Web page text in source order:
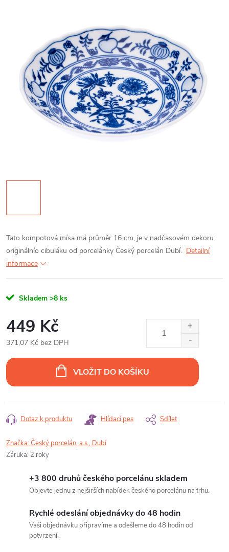
Tato kompotová mísa má průměr 16 cm, je v nadčasovém dekoru
originálnío cibuláku od porcelánky Český porcelán Dubí. Detailní
informace
Skladem >8 ks
449 Kč
371,07 Kč bez DPH
cena:
VLOŽIT DO KOŠÍKU
Dotaz k produktu Hlídací pes Sdílet
Značka:Český porcelán, a.s., Dubí
Záruka: 2 roky
+3 800 druhů českého porcelánu skladem
Objevte jednu z nejširších nabídek českého porcelánu na trhu.
Rychlé odeslání objednávky do 48 hodin
Vaši objednávku připravíme a odešleme do 48 hodin od
potvrzení.